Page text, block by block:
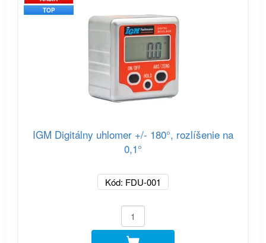
TOP
IGM Digitálny uhlomer +/- 180°, rozlíšenie na
0,1°
Kód: FDU-001